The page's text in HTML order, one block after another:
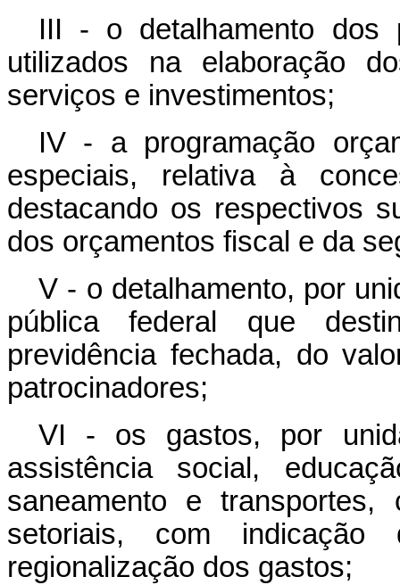
III - o detalhamento dos
utilizados na elaboração
serviços e investimentos;
IV - a programação
especiais, relativa à
destacando os respectivos
dos orçamentos fiscal e da
V - o detalhamento, por
pública federal que
previdência fechada, do
patrocinadores;
VI - os gastos, por
assistência social,
saneamento e transportes,
setoriais, com
regionalização dos gastos;